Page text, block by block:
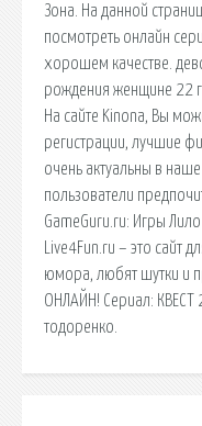
Зона. На данной
посмотреть онлайн
хорошем качестве.
рождения женщине 22
На сайте Kinona, Вы
регистрации, лучшие
очень актуальны в
пользователи
GameGuru.ru: Игры
Live4Fun.ru – это сайт
юмора, любят шутки и
ОНЛАЙН! Сериал: КВЕСТ
тодоренко.